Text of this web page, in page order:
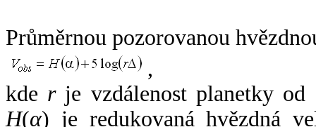
Průměrnou pozorovanou
,
kde rje vzdálenost planetky od
H(α) je redukovaná hvězdná